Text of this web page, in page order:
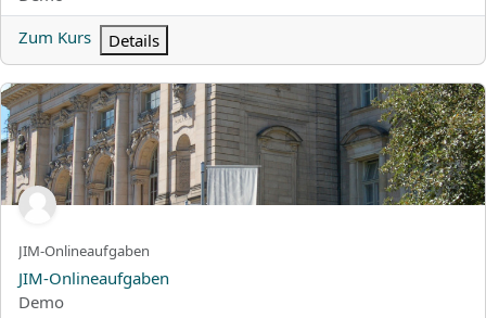
Zum Kurs
Details
JIM-Onlineaufgaben
Kurzer Kursname
JIM-Onlineaufgaben
Kursname
JIM-Onlineaufgaben
Kursbereich
Demo